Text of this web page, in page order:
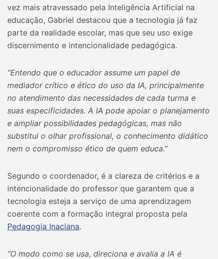
vez mais atravessado pela Inteligência Artificial na
educação, Gabriel destacou que a tecnologia já faz
parte da realidade escolar, mas que seu uso exige
discernimento e intencionalidade pedagógica.
“Entendo que o educador assume um papel de
mediador crítico e ético do uso da IA, principalmente
no atendimento das necessidades de cada turma e
suas especificidades. A IA pode apoiar o planejamento
e ampliar possibilidades pedagógicas, mas não
substitui o olhar profissional, o conhecimento didático
nem o compromisso ético de quem educa.”
Segundo o coordenador, é a clareza de critérios e a
intencionalidade do professor que garantem que a
tecnologia esteja a serviço de uma aprendizagem
coerente com a formação integral proposta pela
Pedagogia Inaciana.
“O modo como se usa, direciona e avalia a IA é